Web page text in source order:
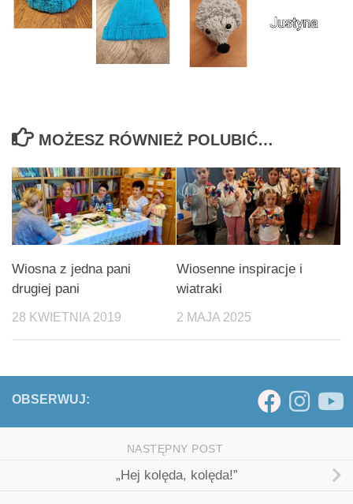
MOŻESZ RÓWNIEŻ POLUBIĆ…
Wiosna z jedna pani
drugiej pani
28 KWIETNIA 2019
Wiosenne inspiracje i
wiatraki
2 MAJA 2025
OBSERWUJ:
NASTĘPNY POST
„Hej kolęda, kolęda!”